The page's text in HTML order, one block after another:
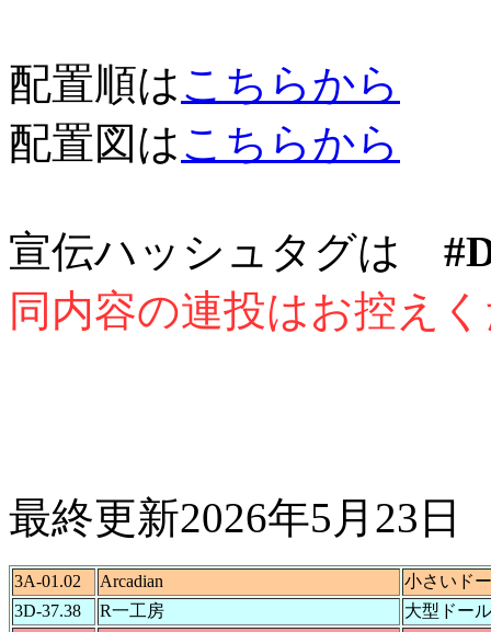
配置順はこちらから
配置図はこちらから
宣伝ハッシュタグは
同内容の連投はお控え
最終更新2026年5月23日
3A-01.02 Arcadian
小さいド
3D-37.38
R一工房 大型ドール